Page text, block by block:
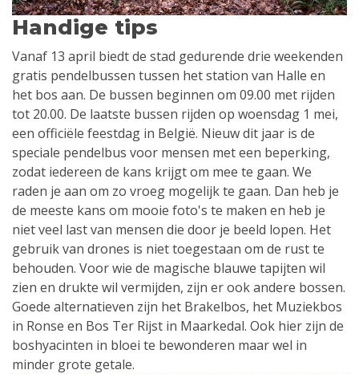
Handige tips
Vanaf 13 april biedt de stad gedurende drie weekenden
gratis pendelbussen tussen het station van Halle en
het bos aan. De bussen beginnen om 09.00 met rijden
tot 20.00. De laatste bussen rijden op woensdag 1 mei,
een officiële feestdag in België. Nieuw dit jaar is de
speciale pendelbus voor mensen met een beperking,
zodat iedereen de kans krijgt om mee te gaan. We
raden je aan om zo vroeg mogelijk te gaan. Dan heb je
de meeste kans om mooie foto's te maken en heb je
niet veel last van mensen die door je beeld lopen. Het
gebruik van drones is niet toegestaan ​​om de rust te
behouden. Voor wie de magische blauwe tapijten wil
zien en drukte wil vermijden, zijn er ook andere bossen.
Goede alternatieven zijn het Brakelbos, het Muziekbos
in Ronse en Bos Ter Rijst in Maarkedal. Ook hier zijn de
boshyacinten in bloei te bewonderen maar wel in
minder grote getale.